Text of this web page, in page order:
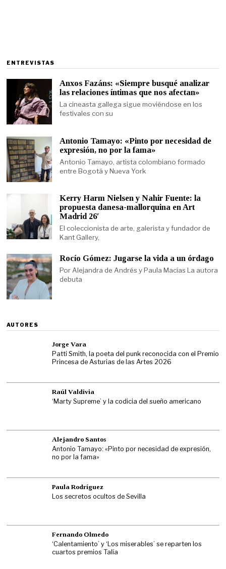
ENTREVISTAS
Anxos Fazáns: «Siempre busqué analizar
las relaciones íntimas que nos afectan»
La cineasta gallega sigue moviéndose en los
festivales con su
Antonio Tamayo: «Pinto por necesidad de
expresión, no por la fama»
Antonio Tamayo, artista colombiano formado
entre Bogotá y Nueva York
Kerry Harm Nielsen y Nahir Fuente: la
propuesta danesa-mallorquina en Art
Madrid 26′
El coleccionista de arte, galerista y fundador de
Kant Gallery,
Rocío Gómez: Jugarse la vida a un órdago
Por Alejandra de Andrés y Paula Macías La autora
debuta
AUTORES
Jorge Vara
Patti Smith, la poeta del punk reconocida con el Premio
Princesa de Asturias de las Artes 2026
Raúl Valdivia
‘Marty Supreme’ y la codicia del sueño americano
Alejandro Santos
Antonio Tamayo: «Pinto por necesidad de expresión,
no por la fama»
Paula Rodríguez
Los secretos ocultos de Sevilla
Fernando Olmedo
‘Calentamiento’ y ‘Los miserables’ se reparten los
cuartos premios Talía